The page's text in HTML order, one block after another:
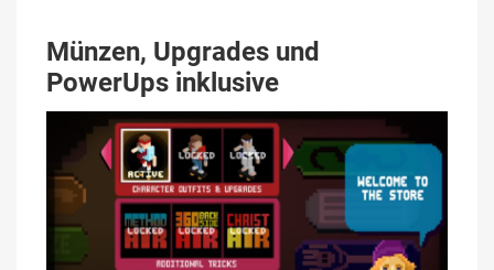
Münzen, Upgrades und
PowerUps inklusive